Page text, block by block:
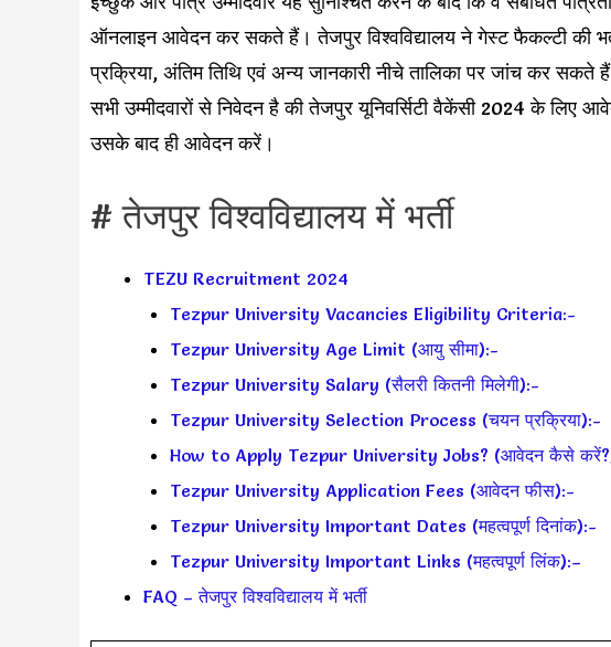
ऑनलाइन आवेदन कर सकते हैं। तेजपुर विश्वविद्यालय ने गेस्ट फैकल्टी की
प्रक्रिया, अंतिम तिथि एवं अन्य जानकारी नीचे तालिका पर जांच कर
सभी उम्मीदवारों से निवेदन है की तेजपुर यूनिवर्सिटी वैकेंसी 2024 के
उसके बाद ही आवेदन करें।
# तेजपुर विश्वविद्यालय में भर्ती
TEZU Recruitment 2024
Tezpur University Vacancies Eligibility Criteria:-
Tezpur University Age Limit (आयु सीमा):-
Tezpur University Salary (सैलरी कितनी मिलेगी):-
Tezpur University Selection Process (चयन प्रक्रिया):-
How to Apply Tezpur University Jobs? (आवेदन कैसे
Tezpur University Application Fees (आवेदन फीस):-
Tezpur University Important Dates (महत्वपूर्ण दिनांक):-
Tezpur University Important Links (महत्वपूर्ण लिंक):–
FAQ – तेजपुर विश्वविद्यालय में भर्ती